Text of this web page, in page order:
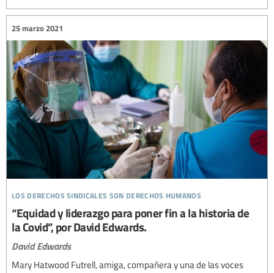
los derechos sindicales son derechos humanos
25 marzo 2021
“Equidad y liderazgo para poner fin a la historia de
la Covid”, por David Edwards.
David Edwards
Mary Hatwood Futrell, amiga, compañera y una de las voces